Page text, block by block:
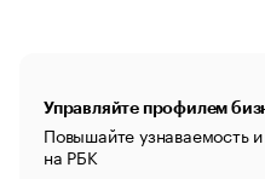
Управляйте профилем
Повышайте узнаваемость
на РБК